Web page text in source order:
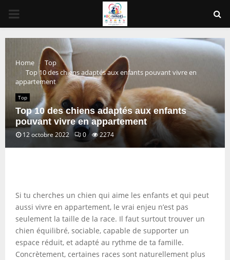
PRIMARY
MENU
Home
Top
Top 10 des chiens adaptés aux enfants pouvant vivre en
appartement
Top
Top 10 des chiens adaptés aux enfants
pouvant vivre en appartement
12 octobre 2022 0 2274
Si tu cherches un chien qui aime les enfants et qui peut
aussi vivre en appartement, le vrai enjeu n’est pas
seulement la taille de la race. Il faut surtout trouver un
chien équilibré, sociable, capable de supporter un
espace réduit, et adapté au rythme de ta famille.
Concrètement, certaines races sont naturellement plus